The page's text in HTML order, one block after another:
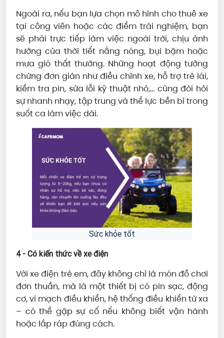
Ngoài ra, nếu bạn lựa chọn mô hình cho thuê xe
tại công viên hoặc các điểm trải nghiệm, bạn
sẽ phải trực tiếp làm việc ngoài trời, chịu ảnh
hưởng của thời tiết nắng nóng, bụi bặm hoặc
mưa gió thất thường. Những hoạt động tưởng
chừng đơn giản như điều chỉnh xe, hỗ trợ trẻ lái,
kiểm tra pin, sửa lỗi kỹ thuật nhỏ,… cũng đòi hỏi
sự nhanh nhạy, tập trung và thể lực bền bỉ trong
suốt ca làm việc dài.
Sức khỏe tốt
4 - Có kiến thức về xe điện
Với xe điện trẻ em, đây không chỉ là món đồ chơi
đơn thuần, mà là một thiết bị có pin sạc, động
cơ, vi mạch điều khiển, hệ thống điều khiển từ xa
– có thể gặp sự cố nếu không biết vận hành
hoặc lắp ráp đúng cách.